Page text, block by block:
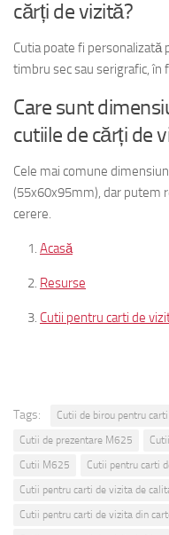
cărți de vizită?
Cutia poate fi
timbru sec sau serigrafic, în
Care sunt
cutiile de cărți de
Cele mai comune
(55x60x95mm), dar putem
cerere.
Acasă
Resurse
Cutii pentru carti de
Tags: Cutii de birou pentru carti
Cutii de prezentare M625
Cutii M625
Cutii pentru carti
Cutii pentru carti de vizita de
Cutii pentru carti de vizita din